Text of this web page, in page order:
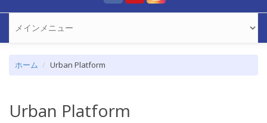
ホーム Urban Platform
Urban Platform